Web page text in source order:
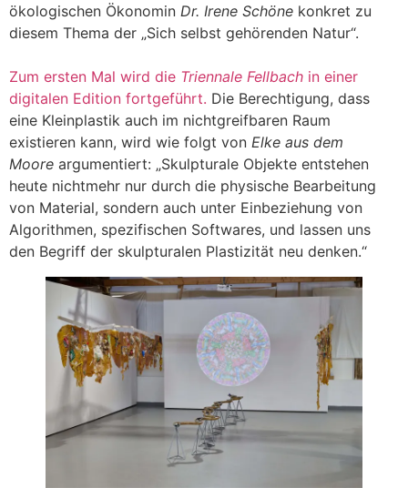
ökologischen Ökonomin Dr. Irene Schöne konkret zu
diesem Thema der „Sich selbst gehörenden Natur“.
Zum ersten Mal wird die Triennale Fellbach in einer
digitalen Edition fortgeführt. Die Berechtigung, dass
eine Kleinplastik auch im nichtgreifbaren Raum
existieren kann, wird wie folgt von Elke aus dem
Moore argumentiert: „Skulpturale Objekte entstehen
heute nichtmehr nur durch die physische Bearbeitung
von Material, sondern auch unter Einbeziehung von
Algorithmen, spezifischen Softwares, und lassen uns
den Begriff der skulpturalen Plastizität neu denken.“